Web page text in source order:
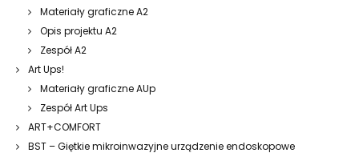
Materiały graficzne A2
Opis projektu A2
Zespół A2
Art Ups!
Materiały graficzne AUp
Zespół Art Ups
ART+COMFORT
BST – Giętkie mikroinwazyjne urządzenie endoskopowe